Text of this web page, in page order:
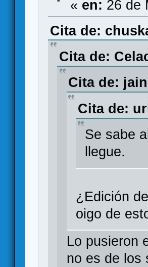
« en: 26 de
Cita de:
Cita de:
Cita de:
Cita de:
Se sabe
llegue.
¿Edición
oigo de
Lo pusieron
no es de los